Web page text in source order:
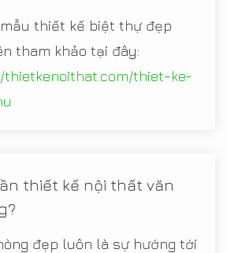
thiết kế biệt thự đẹp
tham khảo tại đây:
thietkenoithat.com/thiet-ke-
thiết kế nội thất văn
đẹp luôn là sự hướng tới